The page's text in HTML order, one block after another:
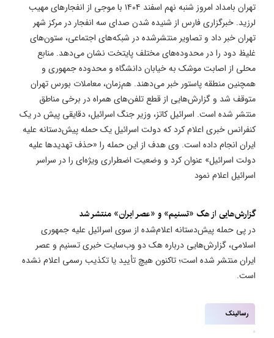
تهران بامداد امروز شنبه نهم اسفند ۱۴۰۴ با موجی از انفجارهای مهیب
لرزید. خبرگزاری فارس از شنیده شدن صدای سه انفجار در مرکز شهر
تهران خبر داد و تصاویر منتشرشده در شبکه‌های اجتماعی، ستون‌های
غلیظ دود را در محدوده‌های مختلف پایتخت نشان می‌دهد. منابع
محلی از اصابت موشک به خیابان دانشگاه و محدوده جمهوری و
همچنین منطقه پاستور خبر می‌دهند. هم‌زمان، معاملات بورس تهران
متوقف شد و گزارش‌هایی از قطع تلفن‌های همراه در برخی مناطق
منتشر شده است. اسرائیل کاتز، وزیر جنگ اسرائیل، دقایقی پیش در یک
کنفرانس خبری اعلام کرد که دولت اسرائیل یک حمله پیش‌دستانه علیه
ایران انجام داده است. وی هدف از این حمله را «حذف تهدیدها علیه
دولت اسرائیل» عنوان کرد و وضعیت اضطراری ویژه‌ای را در سراسر
اسرائیل اعلام نمود
گزارش‌هایی از هک «تسنیم» و «عصر ایران» منتشر شد
در پی حمله پیش‌دستانه اعلام‌شده از سوی اسرائیل علیه جمهوری
اسلامی، گزارش‌هایی درباره هک دو وب‌سایت خبری تسنیم و عصر
ایران منتشر شده است؛ تاکنون هیچ تأیید یا تکذیب رسمی اعلام نشده
است.
رسالینک